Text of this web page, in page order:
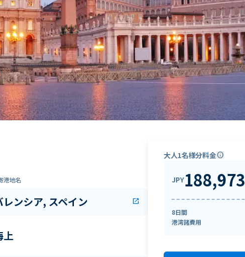
港地名
レンシア, スペイン open_in_new
上
大人1名様分料金info
JPY188,973
8日間
港湾諸費用